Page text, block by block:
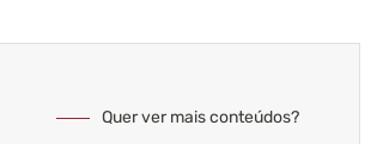
Quer ver mais conteúdos?